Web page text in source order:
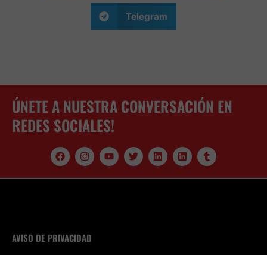
Telegram
ÚNETE A NUESTRA CONVERSACIÓN EN
REDES SOCIALES!
F
a
e
I
n
t
Y
o
t
T
w
t
L
i
k
L
i
k
T
u
b
AVISO DE PRIVACIDAD